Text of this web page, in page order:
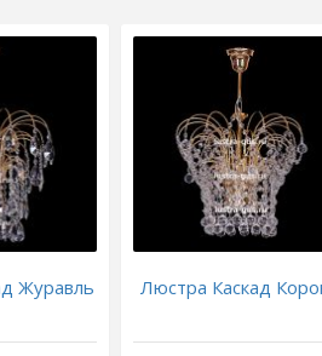
Журавль Люстра Каскад